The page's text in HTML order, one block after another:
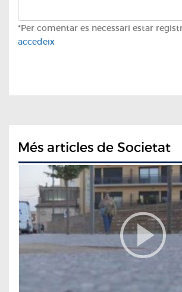
*Per comentar es necessari estar
accedeix
Més articles de Societat